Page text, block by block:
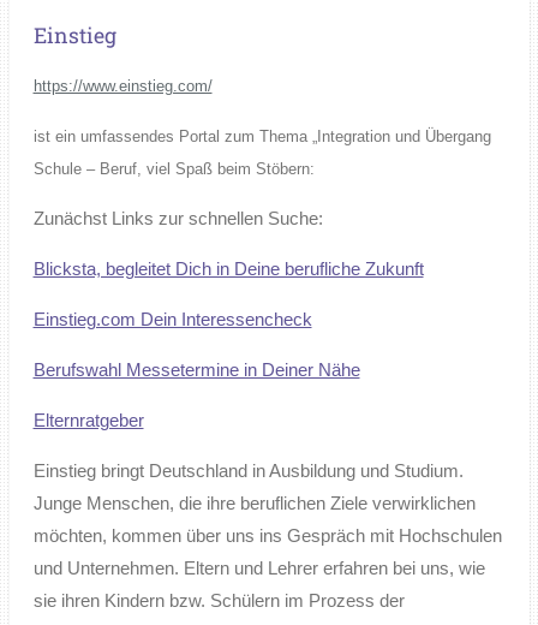
Einstieg
https://www.einstieg.com/
ist ein umfassendes Portal zum Thema „Integration und Übergang
Schule – Beruf, viel Spaß beim Stöbern:
Zunächst Links zur schnellen Suche:
Blicksta, begleitet Dich in Deine berufliche Zukunft
Einstieg.com Dein Interessencheck
Berufswahl Messetermine in Deiner Nähe
Elternratgeber
Einstieg bringt Deutschland in Ausbildung und Studium.
Junge Menschen, die ihre beruflichen Ziele verwirklichen
möchten, kommen über uns ins Gespräch mit Hochschulen
und Unternehmen. Eltern und Lehrer erfahren bei uns, wie
sie ihren Kindern bzw. Schülern im Prozess der